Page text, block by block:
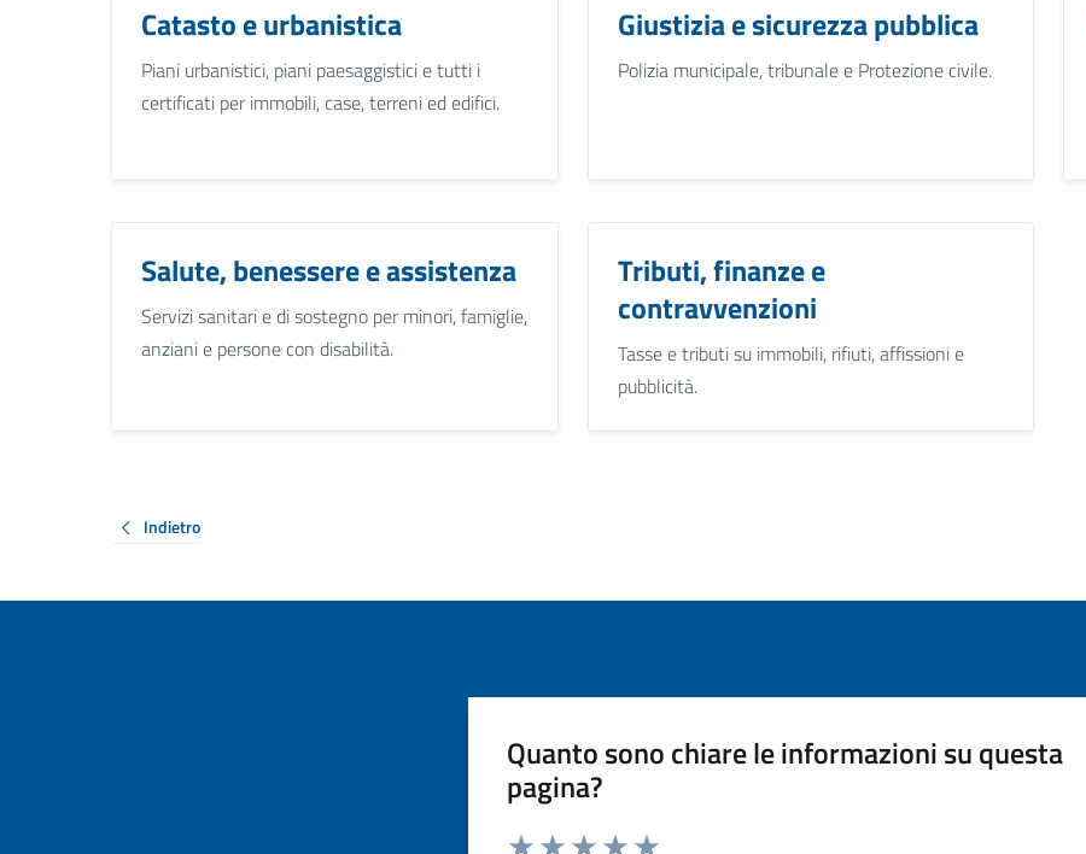
Catasto e urbanistica
Piani urbanistici, piani paesaggistici e tutti i
certificati per immobili, case, terreni ed edifici.
Giustizia e sicurezza pubblica
Polizia municipale, tribunale e Protezione civile.
Salute, benessere e assistenza
Servizi sanitari e di sostegno per minori, famiglie,
anziani e persone con disabilità.
Tributi, finanze e
contravvenzioni
Tasse e tributi su immobili, rifiuti, affissioni e
pubblicità.
Indietro
Quanto sono chiare le informazioni su questa
pagina?
Valuta da 1 a 5 stelle la pagina